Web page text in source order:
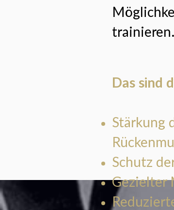
trainieren.
Das sind
Stärkung
Schutz
Gezielter